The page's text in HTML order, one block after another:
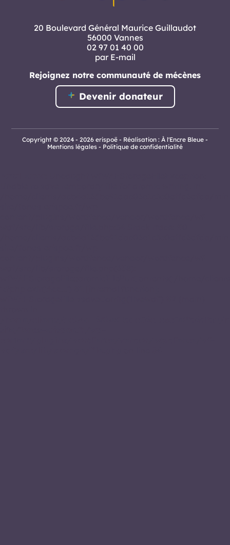
20 Boulevard Général Maurice Guillaudot
56000 Vannes
02 97 01 40 00
par E-mail
Rejoignez notre communauté de mécènes
Devenir donateur
Copyright © 2024 - 2026 erispoë - Réalisation : À l'Encre Bleue -
Mentions légales - Politique de confidentialité